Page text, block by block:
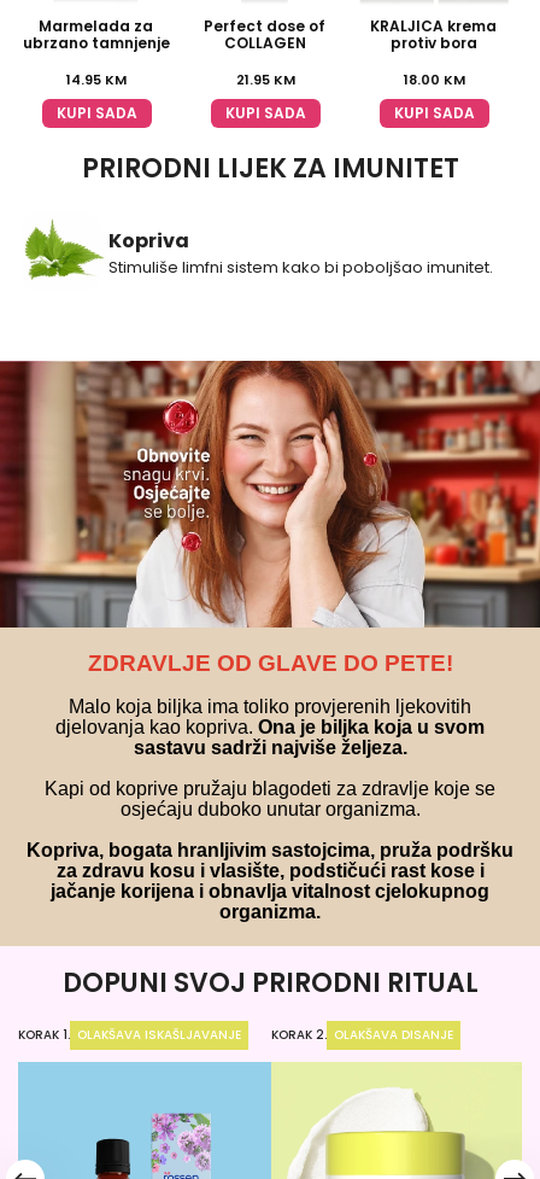
Marmelada za
ubrzano tamnjenje
14.95 KM
KUPI SADA
Perfect dose of
COLLAGEN
21.95 KM
KUPI SADA
KRALJICA krema
protiv bora
18.00 KM
KUPI SADA
PRIRODNI LIJEK ZA IMUNITET
Kopriva
Stimuliše limfni sistem kako bi poboljšao imunitet.
ZDRAVLJE OD GLAVE DO PETE!
Malo koja biljka ima toliko provjerenih ljekovitih
djelovanja kao kopriva. Ona je biljka koja u svom
sastavu sadrži najviše željeza.
Kapi od koprive pružaju blagodeti za zdravlje koje se
osjećaju duboko unutar organizma.
Kopriva, bogata hranljivim sastojcima, pruža podršku
za zdravu kosu i vlasište, podstičući rast kose i
jačanje korijena i obnavlja vitalnost cjelokupnog
organizma.
DOPUNI SVOJ PRIRODNI RITUAL
KORAK 1. OLAKŠAVA ISKAŠLJAVANJE KORAK 2. OLAKŠAVA DISANJE